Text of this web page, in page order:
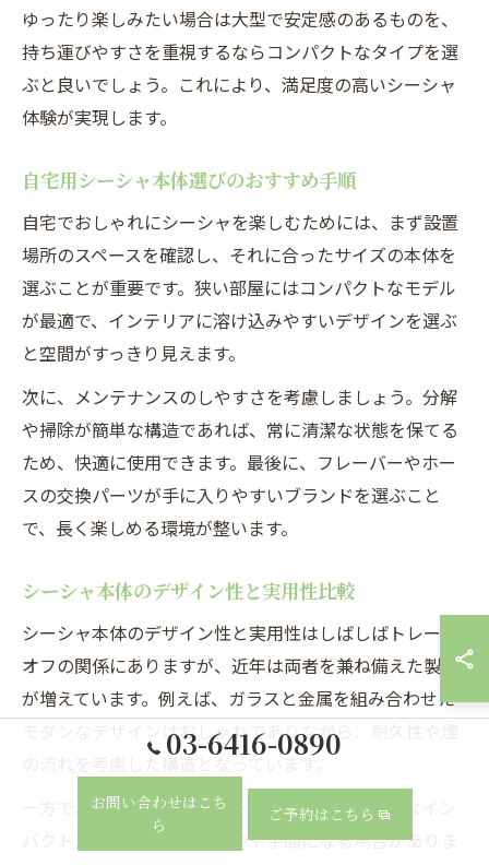
ゆったり楽しみたい場合は大型で安定感のあるものを、
持ち運びやすさを重視するならコンパクトなタイプを選
ぶと良いでしょう。これにより、満足度の高いシーシャ
体験が実現します。
自宅用シーシャ本体選びのおすすめ手順
自宅でおしゃれにシーシャを楽しむためには、まず設置
場所のスペースを確認し、それに合ったサイズの本体を
選ぶことが重要です。狭い部屋にはコンパクトなモデル
が最適で、インテリアに溶け込みやすいデザインを選ぶ
と空間がすっきり見えます。
次に、メンテナンスのしやすさを考慮しましょう。分解
や掃除が簡単な構造であれば、常に清潔な状態を保てる
ため、快適に使用できます。最後に、フレーバーやホー
スの交換パーツが手に入りやすいブランドを選ぶこと
で、長く楽しめる環境が整います。
シーシャ本体のデザイン性と実用性比較
シーシャ本体のデザイン性と実用性はしばしばトレード
オフの関係にありますが、近年は両者を兼ね備えた製品
が増えています。例えば、ガラスと金属を組み合わせた
モダンなデザインはおしゃれでありながら、耐久性や煙
の流れを考慮した構造となっています。
一方で、装飾が豊富なクラシックタイプは視覚的なイン
パクトが強い反面、掃除がやや手間になる場合がありま
03-6416-0890
お問い合わせはこち
ら
ご予約はこちら